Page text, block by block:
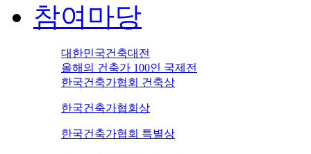
참여마당
대한민국건축대전
올해의 건축가 100인 국제전
한국건축가협회 건축상
한국건축가협회상
한국건축가협회 특별상